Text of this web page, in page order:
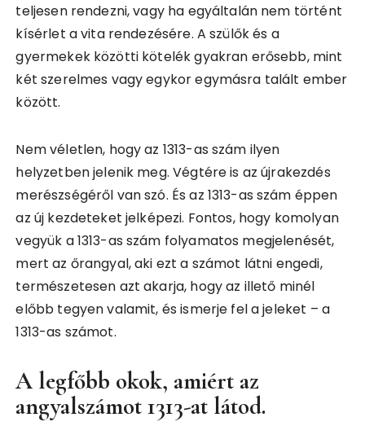
teljesen rendezni, vagy ha egyáltalán nem történt
kísérlet a vita rendezésére. A szülők és a
gyermekek közötti kötelék gyakran erősebb, mint
két szerelmes vagy egykor egymásra talált ember
között.
Nem véletlen, hogy az 1313-as szám ilyen
helyzetben jelenik meg. Végtére is az újrakezdés
merészségéről van szó. És az 1313-as szám éppen
az új kezdeteket jelképezi. Fontos, hogy komolyan
vegyük a 1313-as szám folyamatos megjelenését,
mert az őrangyal, aki ezt a számot látni engedi,
természetesen azt akarja, hogy az illető minél
előbb tegyen valamit, és ismerje fel a jeleket – a
1313-as számot.
A legfőbb okok, amiért az
angyalszámot 1313-at látod.